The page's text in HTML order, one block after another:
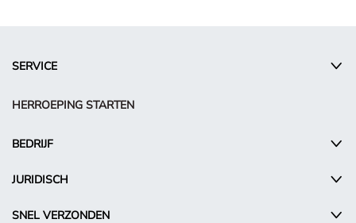
SERVICE
HERROEPING STARTEN
BEDRIJF
JURIDISCH
SNEL VERZONDEN